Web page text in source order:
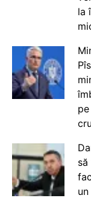
la